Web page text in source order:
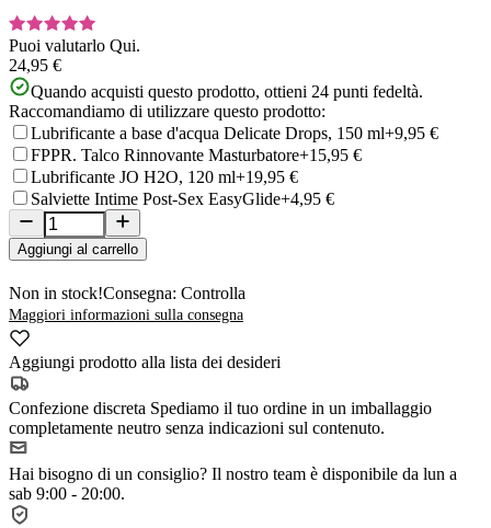
Puoi valutarlo Qui.
24,95 €
Quando acquisti questo prodotto, ottieni 24 punti fedeltà.
Raccomandiamo di utilizzare questo prodotto:
Lubrificante a base d'acqua Delicate Drops, 150 ml+9,95 €
FPPR. Talco Rinnovante Masturbatore+15,95 €
Lubrificante JO H2O, 120 ml+19,95 €
Salviette Intime Post-Sex EasyGlide+4,95 €
Aggiungi al carrello
Non in stock!Consegna: Controlla
Maggiori informazioni sulla consegna
Aggiungi prodotto alla lista dei desideri
Confezione discreta Spediamo il tuo ordine in un imballaggio
completamente neutro senza indicazioni sul contenuto.
Hai bisogno di un consiglio? Il nostro team è disponibile da lun a
sab 9:00 - 20:00.